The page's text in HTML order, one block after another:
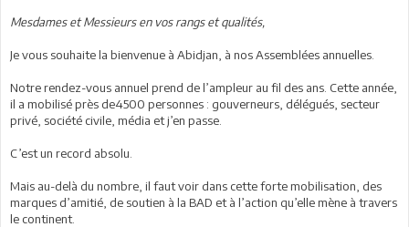
Mesdames et Messieurs en vos rangs et qualités,
Je vous souhaite la bienvenue à Abidjan, à nos Assemblées annuelles.
Notre rendez-vous annuel prend de l’ampleur au fil des ans. Cette année,
il a mobilisé près de4500 personnes : gouverneurs, délégués, secteur
privé, société civile, média et j’en passe.
C’est un record absolu.
Mais au-delà du nombre, il faut voir dans cette forte mobilisation, des
marques d’amitié, de soutien à la BAD et à l’action qu’elle mène à travers
le continent.